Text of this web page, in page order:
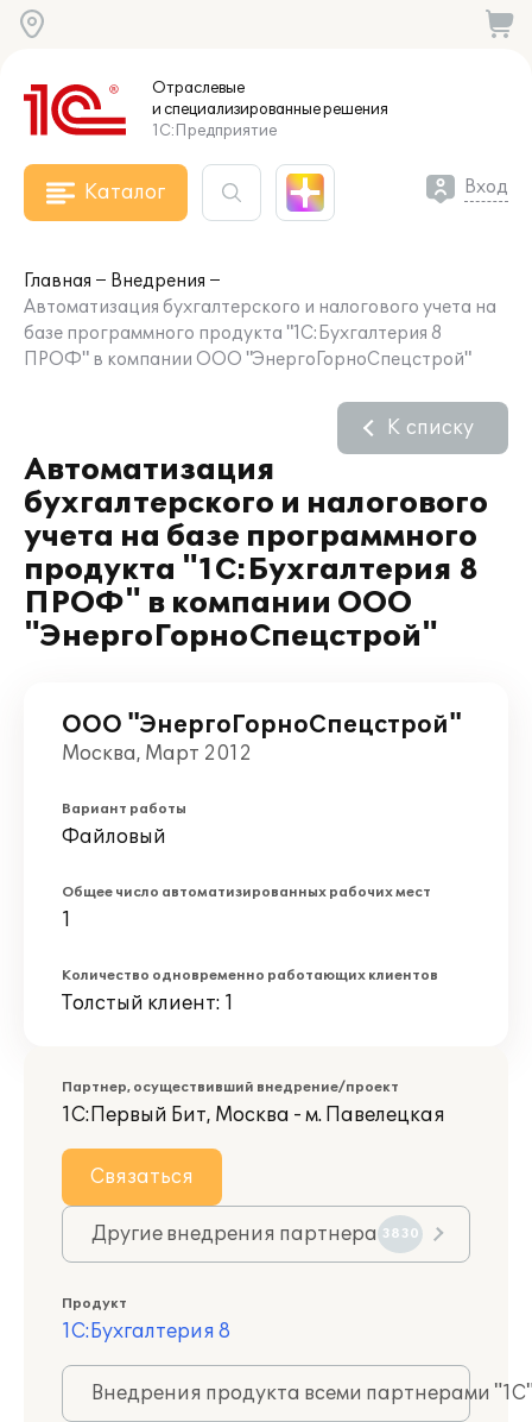
Отраслевые
и специализированныерешения
1С:Предприятие
Каталог Вход
Главная
Внедрения
Автоматизация бухгалтерского и налогового учета на
базе программного продукта "1С:Бухгалтерия 8
ПРОФ" в компании ООО "ЭнергоГорноСпецстрой"
Автоматизация
бухгалтерского и налогового
учета на базе программного
продукта "1С:Бухгалтерия 8
ПРОФ" в компании ООО
"ЭнергоГорноСпецстрой"
К списку
ООО "ЭнергоГорноСпецстрой"
Москва, Март 2012
Вариант работы
Файловый
Общее число автоматизированных рабочих мест
1
Количество одновременно работающих клиентов
Толстый клиент: 1
Партнер, осуществивший внедрение/проект
1С:Первый Бит, Москва - м. Павелецкая
Связаться
Другие внедрения партнера 3830
Продукт
1С:Бухгалтерия 8
Внедрения продукта всеми партнерами